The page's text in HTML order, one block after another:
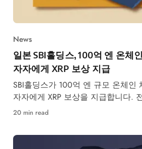
News
일본 SBI홀딩스, 100억 엔 온체
자자에게 XRP 보상 지급
SBI홀딩스가 100억 엔 규모 온체인
자자에게 XRP 보상을 지급합니다.
의 융합이 본격화되고 있습니다.
20 min read